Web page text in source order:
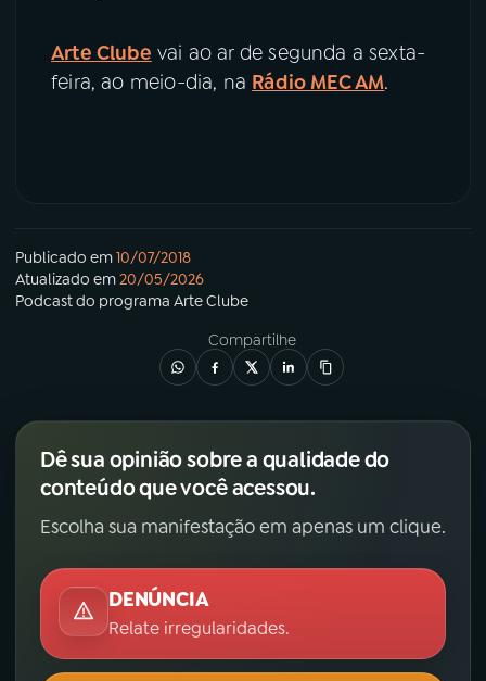
Arte Clube vai ao ar de segunda a sexta-
feira, ao meio-dia, na Rádio MEC AM.
Publicado em10/07/2018
Atualizado em20/05/2026
Podcastdo programa Arte Clube
Compartilhe
Dê sua opinião sobre a qualidade do
conteúdo que você acessou.
Escolha sua manifestação em apenas um clique.
DENÚNCIA
Relate irregularidades.